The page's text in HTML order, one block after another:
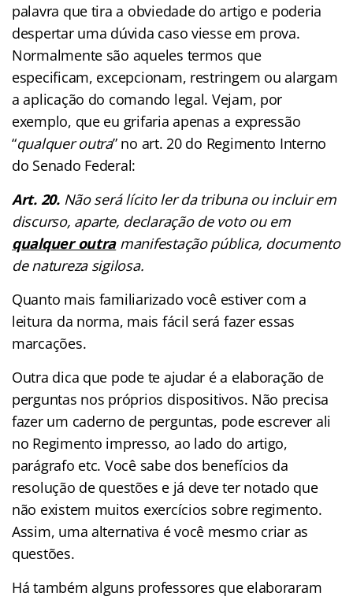
palavra que tira a obviedade do artigo e poderia
despertar uma dúvida caso viesse em prova.
Normalmente são aqueles termos que
especificam, excepcionam, restringem ou alargam
a aplicação do comando legal. Vejam, por
exemplo, que eu grifaria apenas a expressão
“qualquer outra” no art. 20 do Regimento Interno
do Senado Federal:
Art. 20.Não será lícito ler da tribuna ou incluir em
discurso, aparte, declaração de voto ou em
qualquer outramanifestação pública, documento
de natureza sigilosa.
Quanto mais familiarizado você estiver com a
leitura da norma, mais fácil será fazer essas
marcações.
Outra dica que pode te ajudar é a elaboração de
perguntas nos próprios dispositivos. Não precisa
fazer um caderno de perguntas, pode escrever ali
no Regimento impresso, ao lado do artigo,
parágrafo etc. Você sabe dos benefícios da
resolução de questões e já deve ter notado que
não existem muitos exercícios sobre regimento.
Assim, uma alternativa é você mesmo criar as
questões.
Há também alguns professores que elaboraram